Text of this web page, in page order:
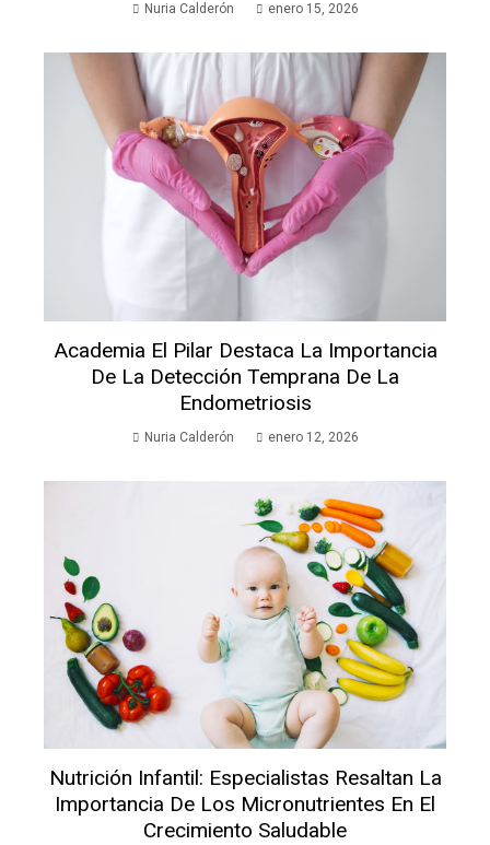
Nuria Calderón enero 15, 2026
Academia El Pilar Destaca La Importancia
De La Detección Temprana De La
Endometriosis
Nuria Calderón enero 12, 2026
Nutrición Infantil: Especialistas Resaltan La
Importancia De Los Micronutrientes En El
Crecimiento Saludable